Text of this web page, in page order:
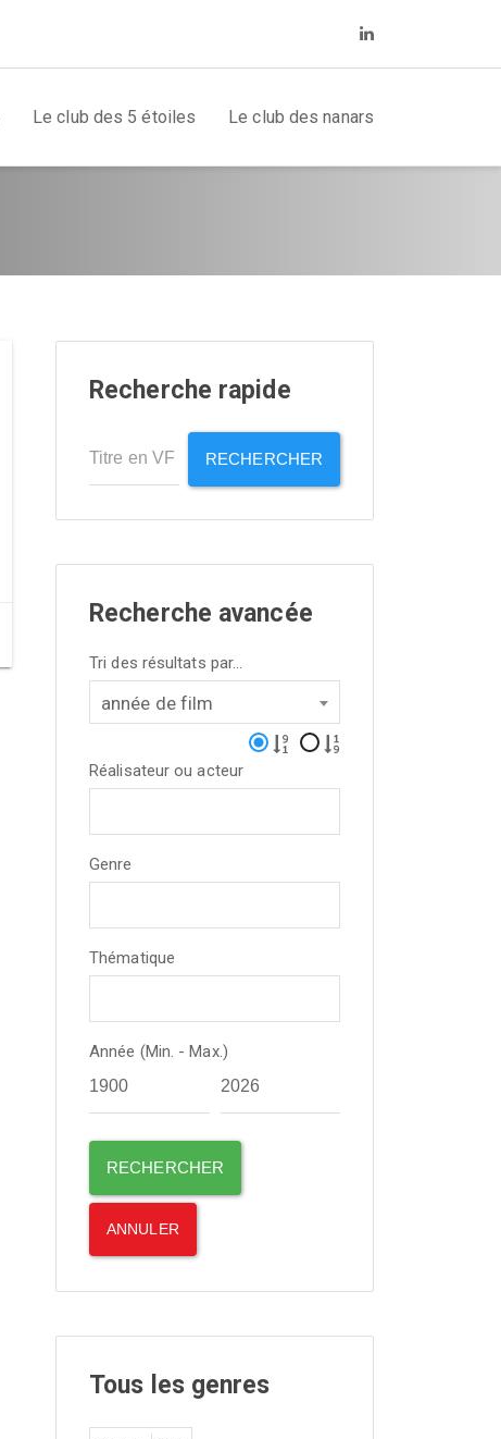
Le club des 5 étoiles Le club des nanars
Recherche rapide
RECHERCHER
Recherche avancée
Tri des résultats par...
année de film
Réalisateur ou acteur
Genre
Thématique
Année (Min. - Max.)
Tous les genres